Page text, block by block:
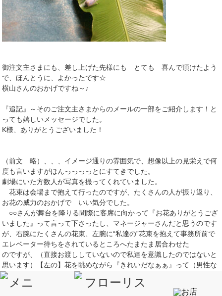
御注文主さまにも、差し上げた先様にも とても 喜んで頂けたよう
で、ほんとうに、よかったです☆
横山さんのおかげですね～♪
『追記』～そのご注文主さまからのメールの一部をご紹介します！と
っても嬉しいメッセージでした。
K様、ありがとうございました！
（前文 略）、、、イメージ通りの雰囲気で、想像以上の見栄えで何
度も言いますがほんっっっっとにすてきでした。
劇場にいた方数人が写真を撮ってくれていました。
花束は会場まで抱えて行ったのですが、たくさんの人が振り返り、
お花の威力のおかげで いい気分でした。
○○さんが舞台を降りる間際に客席に向かって『お花ありがとうござ
いました』って言って下さったし、マネージャーさんだと思うのです
が、右腕にたくさんの花束、左腕に“私達の”花束を抱えて事務所前で
エレベーター待ちをされているところへたまたま居合わせた
のですが、（直接お渡ししていないので私達を意識したのではないと
思います）【左の】花を眺めながら『きれいだなぁぁ』って（男性な
のに）花へ向かってハートマークの
タメ息交じりにつぶやいて（笑）